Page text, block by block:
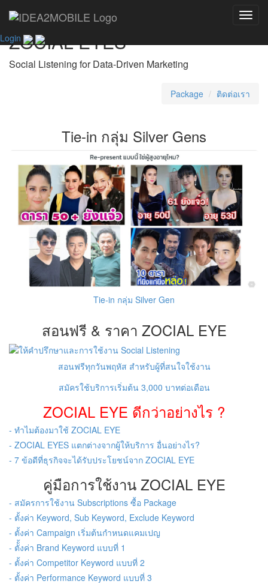
Login
บทความประยุกต์การใช้
ZOCIAL EYES
Social Listening for Data-Driven Marketing
Package ติดต่อเรา
Tie-in กลุ่ม Silver Gens
Tie-in กลุ่ม Silver Gen
สอนฟรี & ราคา ZOCIAL EYE
สอนฟรีทุกวันพฤหัส สำหรับผู้ที่สนใจใช้งาน
สมัครใช้บริการเริ่มต้น 3,000 บาทต่อเดือน
ZOCIAL EYE ดีกว่าอย่างไร ?
- ทำไมต้องมาใช้ ZOCIAL EYE
- ZOCIAL EYES แตกต่างจากผู้ให้บริการ อื่นอย่างไร?
- 7 ข้อดีที่ธุรกิจจะได้รับประโยชน์จาก ZOCIAL EYE
คู่มือการใช้งาน ZOCIAL EYE
- สมัครการใช้งาน Subscriptions ซื้อ Package
- ตั้งค่า Keyword, Sub Keyword, Exclude Keyword
- ตั้งค่า Campaign เริ่มต้นกำหนดแคมเปญ
- ตัั้งค่า Brand Keyword แบบที่ 1
- ตั้งค่า Competitor Keyword แบบที่ 2
- ตั้งค่า Performance Keyword แบบที่ 3